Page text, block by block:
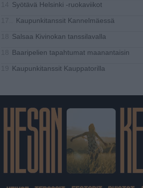
Syötävä Helsinki -ruokaviikot
Kaupunkitanssit Kannelmäessä
Salsaa Kivinokan tanssilavalla
Baaripelien tapahtumat maanantaisin
Kaupunkitanssit Kauppatorilla